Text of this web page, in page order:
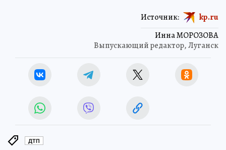
Инна МОРОЗОВА
Выпускающий редактор, Луганск
Источник: kp.ru
ДТП